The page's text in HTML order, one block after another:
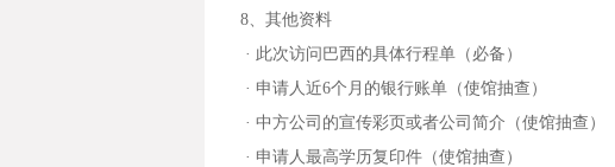
8、其他资料
· 此次访问巴西的具体行程单（必备）
· 申请人近6个月的银行账单（使馆抽查）
· 中方公司的宣传彩页或者公司简介（使馆抽查）
· 申请人最高学历复印件（使馆抽查）